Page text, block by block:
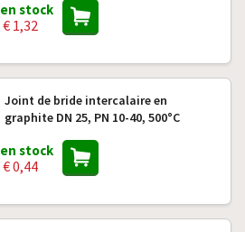
en stock
€ 1,32
Joint de bride intercalaire en
graphite DN 25, PN 10-40, 500°C
en stock
€ 0,44